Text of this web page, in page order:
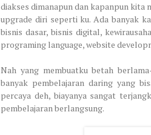
diakses dimanapun dan kapanpun kita
upgrade diri seperti ku. Ada banyak
bisnis dasar, bisnis digital,
programing language, website
Nah yang membuatku betah
banyak pembelajaran daring yang
percaya deh, biayanya sangat
pembelajaran berlangsung.